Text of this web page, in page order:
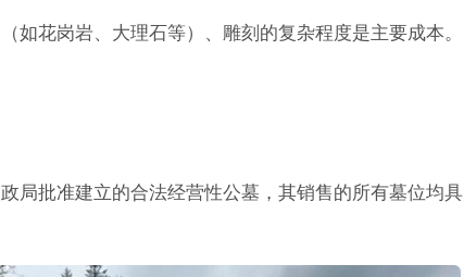
如花岗岩、大理石等）、雕刻的复杂程度是主要成本。
局批准建立的合法经营性公墓，其销售的所有墓位均具